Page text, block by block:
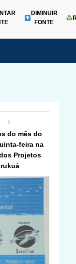
Menu
DIMINUIR
FONTE
do mês do
feira na
Projetos